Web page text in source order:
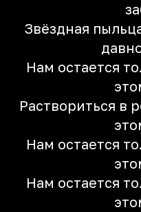
Звёздная
Нам остается
Раствориться в
Нам остается
Нам остается